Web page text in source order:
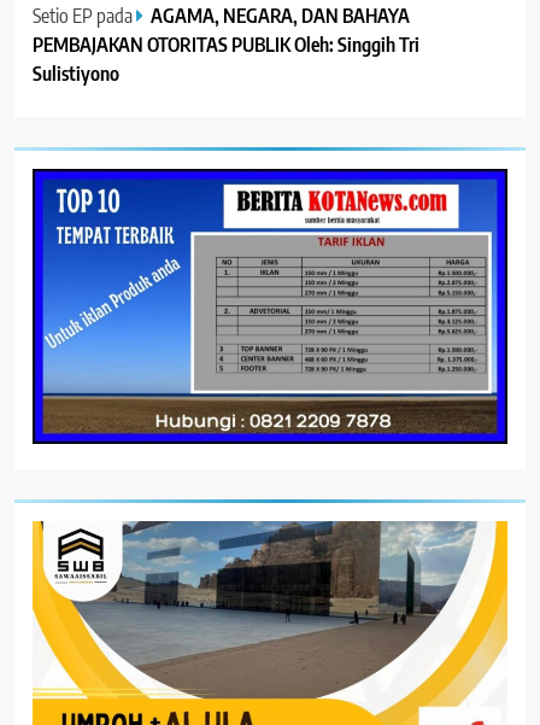
Setio EP pada
AGAMA, NEGARA, DAN BAHAYA
PEMBAJAKAN OTORITAS PUBLIK Oleh: Singgih Tri
Sulistiyono